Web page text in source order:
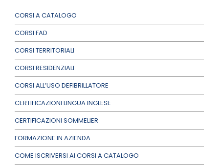
CORSI A CATALOGO
CORSI FAD
CORSI TERRITORIALI
CORSI RESIDENZIALI
CORSI ALL’USO DEFIBRILLATORE
CERTIFICAZIONI LINGUA INGLESE
CERTIFICAZIONI SOMMELIER
FORMAZIONE IN AZIENDA
COME ISCRIVERSI AI CORSI A CATALOGO